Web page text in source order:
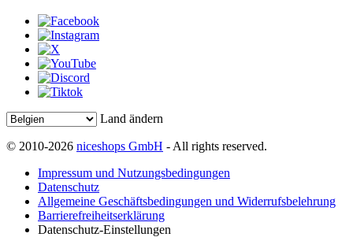
Land ändern
© 2010-2026 niceshops GmbH - All rights reserved.
Impressum und Nutzungsbedingungen
Datenschutz
Allgemeine Geschäftsbedingungen und Widerrufsbelehrung
Barrierefreiheitserklärung
Datenschutz-Einstellungen